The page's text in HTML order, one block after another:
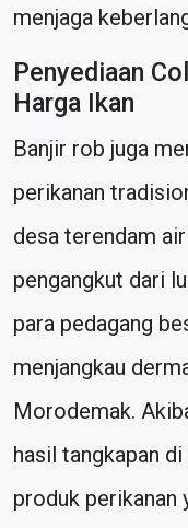
menjaga
Penyediaan
Harga Ikan
Banjir rob juga
perikanan
desa terendam
pengangkut dari
para pedagang
menjangkau
Morodemak.
hasil tangkapan
produk perikanan